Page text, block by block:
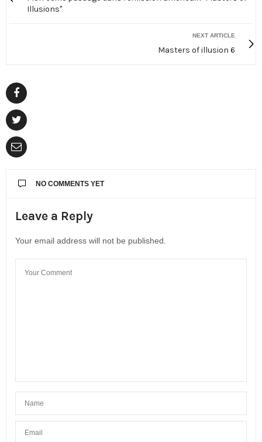
Illusions"
NEXT ARTICLE
Masters of illusion 6
NO COMMENTS YET
Leave a Reply
Your email address will not be published.